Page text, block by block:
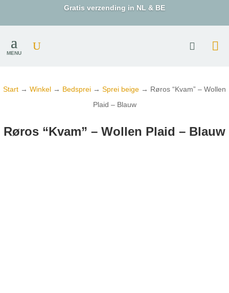
Gratis verzending in NL & BE
MENU
Start → Winkel → Bedsprei → Sprei beige → Røros “Kvam” – Wollen
Plaid – Blauw
Røros “Kvam” – Wollen Plaid – Blauw